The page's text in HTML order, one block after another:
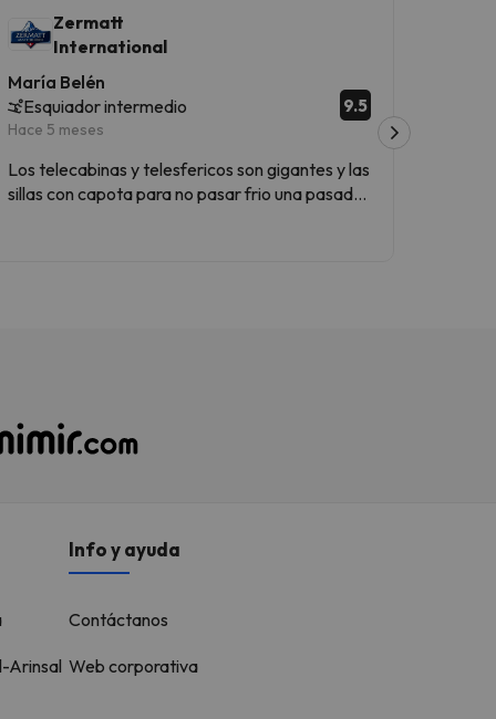
Zermatt
International
María Belén
Esquiador intermedio
Hace 5 meses
9.5
Los telecabinas y telesfericos son gigantes y las
sillas con capota para no pasar frio una pasada.
Arinsal
Info y ayuda
Contáctanos
Web corporativa